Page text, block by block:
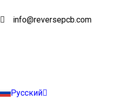
к
info@reversepcb.com
Русский
English
Indonesia